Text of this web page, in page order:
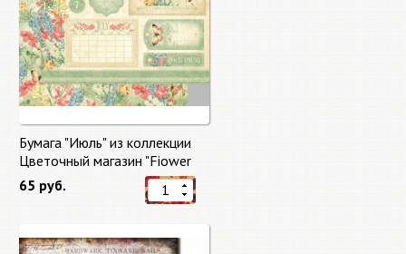
Бумага "Июль" из коллекции
Цветочный магазин "Fiower
Market"
65 руб.